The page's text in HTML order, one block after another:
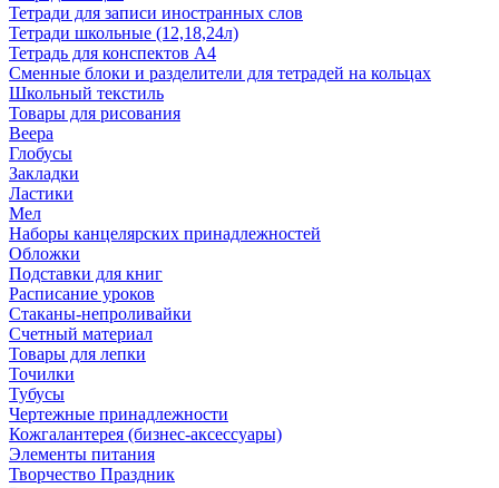
Тетради для записи иностранных слов
Тетради школьные (12,18,24л)
Тетрадь для конспектов А4
Сменные блоки и разделители для тетрадей на кольцах
Школьный текстиль
Товары для рисования
Веера
Глобусы
Закладки
Ластики
Мел
Наборы канцелярских принадлежностей
Обложки
Подставки для книг
Расписание уроков
Стаканы-непроливайки
Счетный материал
Товары для лепки
Точилки
Тубусы
Чертежные принадлежности
Кожгалантерея (бизнес-аксессуары)
Элементы питания
Творчество Праздник